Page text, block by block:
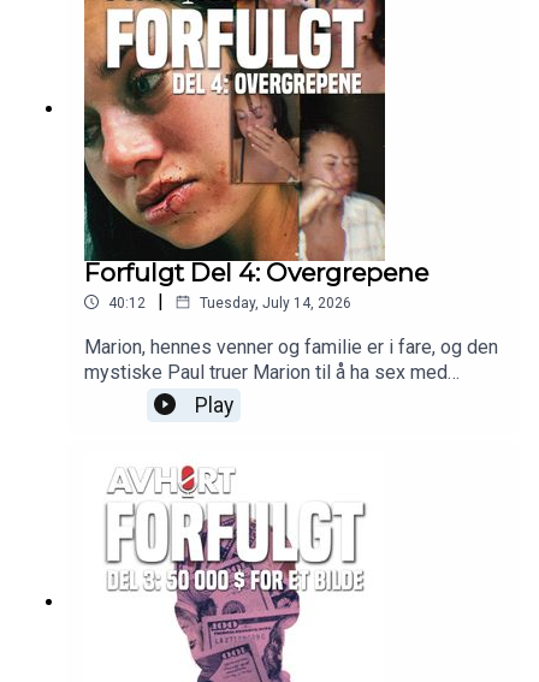
Forfulgt Del 4: Overgrepene
40:12 | Tuesday, July 14, 2026
Marion, hennes venner og familie er i fare, og den
mystiske Paul truer Marion til å ha sex med
romkameraten Rick.
Play